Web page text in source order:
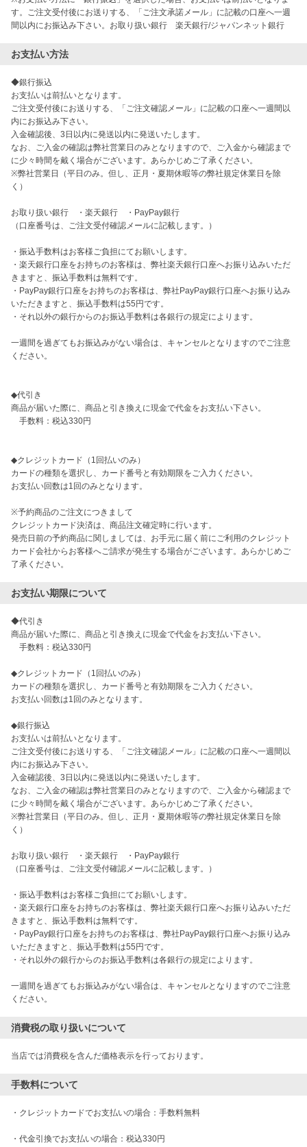
す。ご注文受付後にお送りする、「ご注文承諾メール」に記載の口座へ一週
間以内にお振込み下さい。お取り扱い銀行 楽天銀行/ジャパンネット銀行
お支払い方法
◆銀行振込
お支払いは前払いとなります。
ご注文受付後にお送りする、「ご注文確認メール」に記載の口座へ一週間以
内にお振込み下さい。
入金確認後、3日以内に発送以内に発送いたします。
なお、ご入金の確認は弊社営業日のみとなりますので、ご入金から確認まで
に少々時間を戴く場合がございます。あらかじめご了承ください。
※弊社営業日（平日のみ。但し、正月・夏期休暇等の弊社規定休業日を除
く）
お取り扱い銀行　・楽天銀行　・PayPay銀行
（口座番号は、ご注文受付確認メールに記載します。）
・振込手数料はお客様ご負担にてお願いします。
・楽天銀行口座をお持ちのお客様は、弊社楽天銀行口座へお振り込みいただ
きますと、振込手数料は無料です。
・PayPay銀行口座をお持ちのお客様は、弊社PayPay銀行口座へお振り込み
いただきますと、振込手数料は55円です。
・それ以外の銀行からのお振込手数料は各銀行の規定によります。
一週間を過ぎてもお振込みがない場合は、キャンセルとなりますのでご注意
ください。
◆代引き
商品が届いた際に、商品と引き換えに現金で代金をお支払い下さい。
手数料：税込330円
◆クレジットカード（1回払いのみ）
カードの種類を選択し、カード番号と有効期限をご入力ください。
お支払い回数は1回のみとなります。
※予約商品のご注文につきまして
クレジットカード決済は、商品注文確定時に行います。
発売日前の予約商品に関しましては、お手元に届く前にご利用のクレジット
カード会社からお客様へご請求が発生する場合がございます。あらかじめご
了承ください。
お支払い期限について
◆代引き
商品が届いた際に、商品と引き換えに現金で代金をお支払い下さい。
手数料：税込330円
◆クレジットカード（1回払いのみ）
カードの種類を選択し、カード番号と有効期限をご入力ください。
お支払い回数は1回のみとなります。
◆銀行振込
お支払いは前払いとなります。
ご注文受付後にお送りする、「ご注文確認メール」に記載の口座へ一週間以
内にお振込み下さい。
入金確認後、3日以内に発送以内に発送いたします。
なお、ご入金の確認は弊社営業日のみとなりますので、ご入金から確認まで
に少々時間を戴く場合がございます。あらかじめご了承ください。
※弊社営業日（平日のみ。但し、正月・夏期休暇等の弊社規定休業日を除
く）
お取り扱い銀行　・楽天銀行　・PayPay銀行
（口座番号は、ご注文受付確認メールに記載します。）
・振込手数料はお客様ご負担にてお願いします。
・楽天銀行口座をお持ちのお客様は、弊社楽天銀行口座へお振り込みいただ
きますと、振込手数料は無料です。
・PayPay銀行口座をお持ちのお客様は、弊社PayPay銀行口座へお振り込み
いただきますと、振込手数料は55円です。
・それ以外の銀行からのお振込手数料は各銀行の規定によります。
一週間を過ぎてもお振込みがない場合は、キャンセルとなりますのでご注意
ください。
消費税の取り扱いについて
当店では消費税を含んだ価格表示を行っております。
手数料について
・クレジットカードでお支払いの場合：手数料無料
・代金引換でお支払いの場合：税込330円